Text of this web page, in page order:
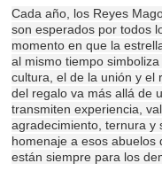
Cada año, los Reyes
son esperados por todos
momento en que la
al mismo tiempo
cultura, el de la unión y el
del regalo va más allá de
transmiten experiencia,
agradecimiento, ternura y
homenaje a esos abuelos
están siempre para los